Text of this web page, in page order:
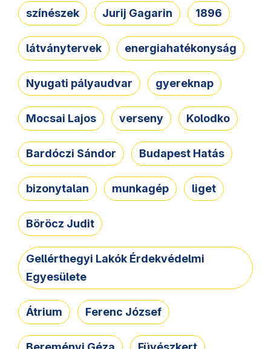
színészek Jurij Gagarin 1896
látványtervek energiahatékonyság
Nyugati pályaudvar gyereknap
Mocsai Lajos verseny Kolodko
Bardóczi Sándor Budapest Hatás
bizonytalan munkagép liget
Böröcz Judit
Gellérthegyi Lakók Érdekvédelmi
Egyesülete
Átrium Ferenc József